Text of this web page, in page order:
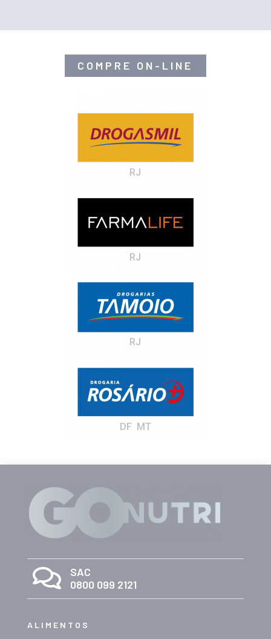
COMPRE ON-LINE
RJ
RJ
RJ
DF MT

SAC
0800 099 2121
ALIMENTOS